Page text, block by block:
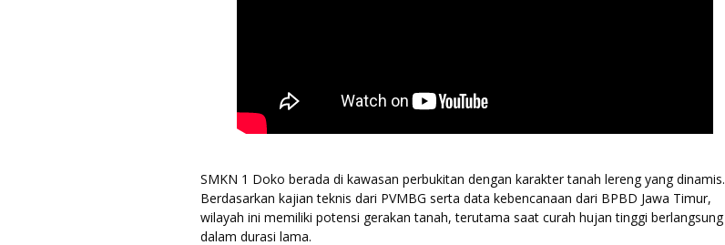
SMKN 1 Doko berada di kawasan perbukitan dengan karakter tanah lereng yang dinamis.
Berdasarkan kajian teknis dari PVMBG serta data kebencanaan dari BPBD Jawa Timur,
wilayah ini memiliki potensi gerakan tanah, terutama saat curah hujan tinggi berlangsung
dalam durasi lama.